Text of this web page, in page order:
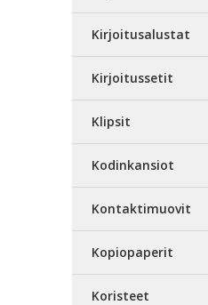
Kirjoitusalustat
Kirjoitussetit
Klipsit
Kodinkansiot
Kontaktimuovit
Kopiopaperit
Koristeet